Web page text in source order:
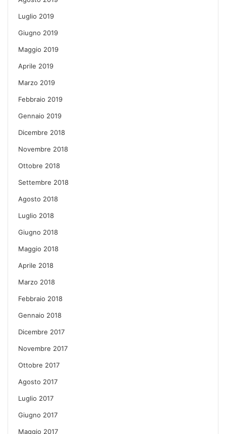
Luglio 2019
Giugno 2019
Maggio 2019
Aprile 2019
Marzo 2019
Febbraio 2019
Gennaio 2019
Dicembre 2018
Novembre 2018
Ottobre 2018
Settembre 2018
Agosto 2018
Luglio 2018
Giugno 2018
Maggio 2018
Aprile 2018
Marzo 2018
Febbraio 2018
Gennaio 2018
Dicembre 2017
Novembre 2017
Ottobre 2017
Agosto 2017
Luglio 2017
Giugno 2017
Maggio 2017